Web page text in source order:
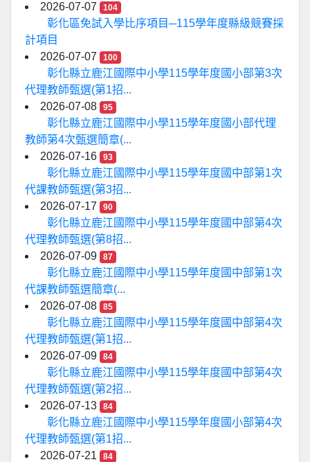
2026-07-07
104
彰化區免試入學比序項目─115學年度縣級競賽採
計項目
2026-07-07
100
彰化縣立鹿江國際中小學115學年度國小部第3次
代理教師甄選(第1招...
2026-07-08
95
彰化縣立鹿江國際中小學115學年度國小部代理
教師第4次甄選簡章(...
2026-07-16
93
彰化縣立鹿江國際中小學115學年度國中部第1次
代課教師甄選(第3招...
2026-07-17
90
彰化縣立鹿江國際中小學115學年度國中部第4次
代理教師甄選(第8招...
2026-07-09
87
彰化縣立鹿江國際中小學115學年度國中部第1次
代課教師甄選簡章(...
2026-07-08
85
彰化縣立鹿江國際中小學115學年度國中部第4次
代理教師甄選(第1招...
2026-07-09
84
彰化縣立鹿江國際中小學115學年度國中部第4次
代理教師甄選(第2招...
2026-07-13
84
彰化縣立鹿江國際中小學115學年度國小部第4次
代理教師甄選(第1招...
2026-07-21
84